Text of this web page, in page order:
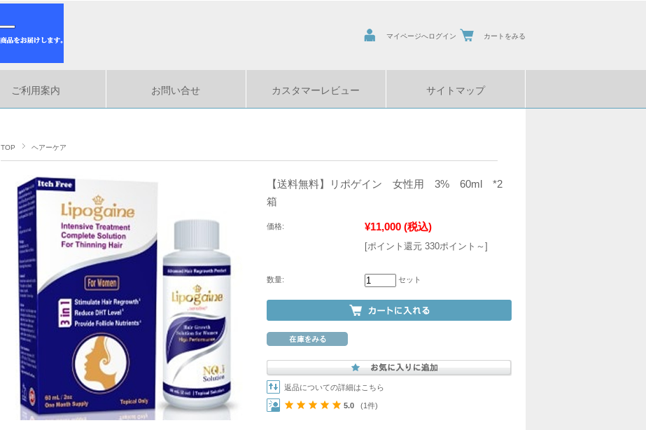
マイページへログイン カートをみる
ご利用案内 お問い合せ カスタマーレビュー サイトマップ
TOP ヘアーケア
【送料無料】リポゲイン 女性用 3% 60ml *2
箱
価格: ¥11,000 (税込)
[ポイント還元 330ポイント～]
数量: セット
返品についての詳細はこちら
5.0 (1件)